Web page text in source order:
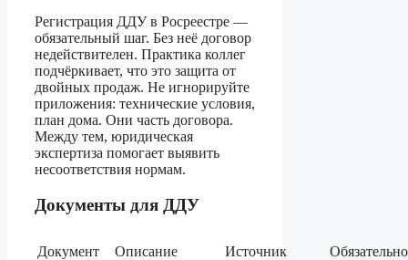
Регистрация ДДУ в Росреестре —
обязательный шаг. Без неё договор
недействителен. Практика коллег
подчёркивает, что это защита от
двойных продаж. Не игнорируйте
приложения: технические условия,
план дома. Они часть договора.
Между тем, юридическая
экспертиза помогает выявить
несоответствия нормам.
Документы для ДДУ
Документ Описание Источник